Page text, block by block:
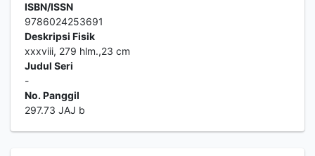
ISBN/ISSN
9786024253691
Deskripsi Fisik
xxxviii, 279 hlm.,23 cm
Judul Seri
-
No. Panggil
297.73 JAJ b